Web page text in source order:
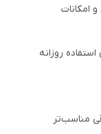
امکانات
روزانه
مناسب‌تر